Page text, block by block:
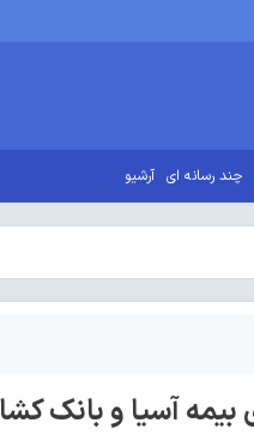
چند رسانه ای آرشیو
آسیا و بانک